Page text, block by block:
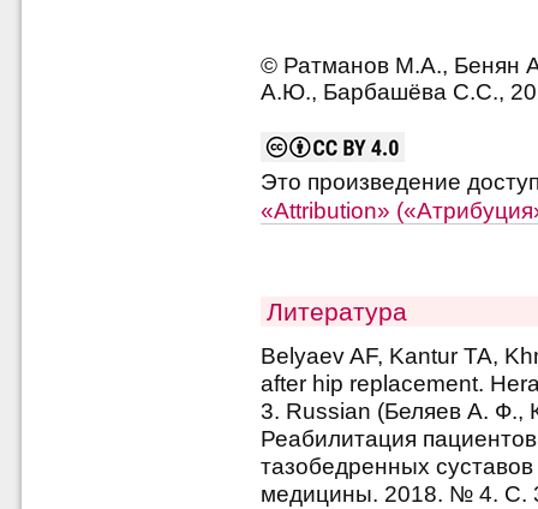
© Ратманов М.А., Бенян
А.Ю., Барбашёва С.С.,
Это произведение
«Attribution»
Литература
Belyaev AF, Kantur TA,
after hip replacement.
3. Russian (Беляев А. Ф.,
Реабилитация
тазобедренных
медицины. 2018. № 4. С.